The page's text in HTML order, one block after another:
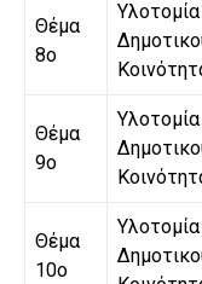
Θέμα
8ο
Θέμα
9ο
Θέμα
10ο